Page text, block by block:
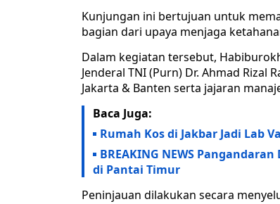
Kunjungan ini bertujuan untuk
bagian dari upaya menjaga
Dalam kegiatan tersebut,
Jenderal TNI (Purn) Dr. Ahmad Rizal
Jakarta & Banten serta jajaran
Baca Juga:
Rumah Kos di Jakbar Jadi Lab
BREAKING NEWS
di Pantai Timur
Peninjauan dilakukan secara